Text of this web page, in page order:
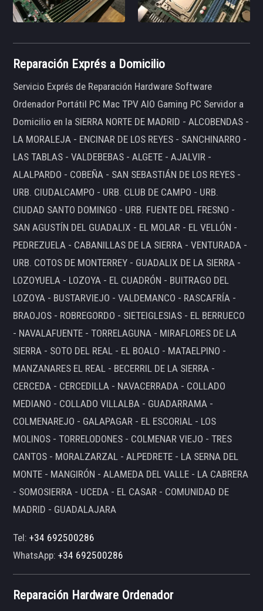
Reparación Exprés a Domicilio
Servicio Exprés de Reparación Hardware Software
Ordenador Portátil PC Mac TPV AIO Gaming PC Servidor a
Domicilio en la SIERRA NORTE DE MADRID - ALCOBENDAS -
LA MORALEJA - ENCINAR DE LOS REYES - SANCHINARRO -
LAS TABLAS - VALDEBEBAS - ALGETE - AJALVIR -
ALALPARDO - COBEÑA - SAN SEBASTIÁN DE LOS REYES -
URB. CIUDALCAMPO - URB. CLUB DE CAMPO - URB.
CIUDAD SANTO DOMINGO - URB. FUENTE DEL FRESNO -
SAN AGUSTÍN DEL GUADALIX - EL MOLAR - EL VELLÓN -
PEDREZUELA - CABANILLAS DE LA SIERRA - VENTURADA -
URB. COTOS DE MONTERREY - GUADALIX DE LA SIERRA -
LOZOYUELA - LOZOYA - EL CUADRÓN - BUITRAGO DEL
LOZOYA - BUSTARVIEJO - VALDEMANCO - RASCAFRÍA -
BRAOJOS - ROBREGORDO - SIETEIGLESIAS - EL BERRUECO
- NAVALAFUENTE - TORRELAGUNA - MIRAFLORES DE LA
SIERRA - SOTO DEL REAL - EL BOALO - MATAELPINO -
MANZANARES EL REAL - BECERRIL DE LA SIERRA -
CERCEDA - CERCEDILLA - NAVACERRADA - COLLADO
MEDIANO - COLLADO VILLALBA - GUADARRAMA -
COLMENAREJO - GALAPAGAR - EL ESCORIAL - LOS
MOLINOS - TORRELODONES - COLMENAR VIEJO - TRES
CANTOS - MORALZARZAL - ALPEDRETE - LA SERNA DEL
MONTE - MANGIRÓN - ALAMEDA DEL VALLE - LA CABRERA
- SOMOSIERRA - UCEDA - EL CASAR - COMUNIDAD DE
MADRID - GUADALAJARA
Tel:+34 692500286
WhatsApp:+34 692500286
Reparación Hardware Ordenador